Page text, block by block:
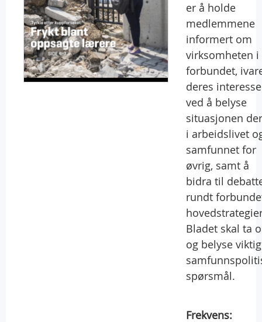
er å holde
medlemmene
informert om
virksomheten i
forbundet,
deres
ved å belyse
situasjonen
i arbeidslivet
samfunnet for
øvrig, samt å
bidra til
rundt
Bladet skal ta
og belyse
spørsmål.
Frekvens: